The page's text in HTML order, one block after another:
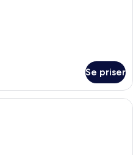
Se priser
Ett hotellrum med en säng, en